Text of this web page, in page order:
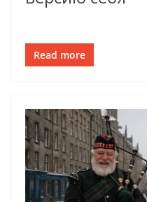
Read more